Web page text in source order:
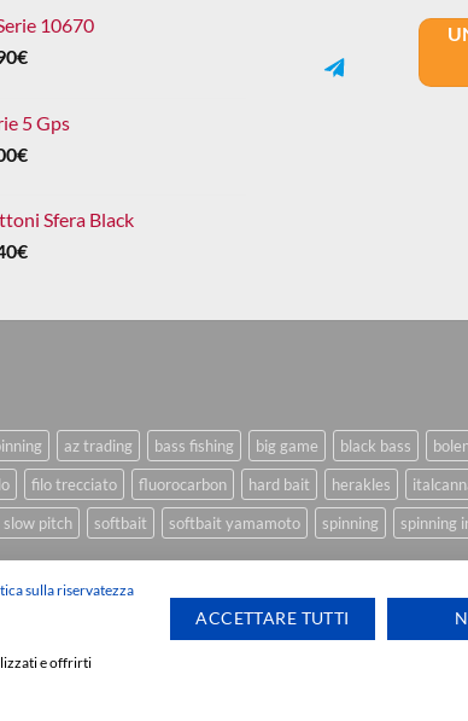
10670
€
5 Gps
€
Sfera Black
€
az trading bass fishing big game black bass
filo trecciato fluorocarbon hard bait herakles
slow pitch softbait softbait yamamoto spinning spinning
sulla riservatezza
e offrirti
ACCETTARE TUTTI